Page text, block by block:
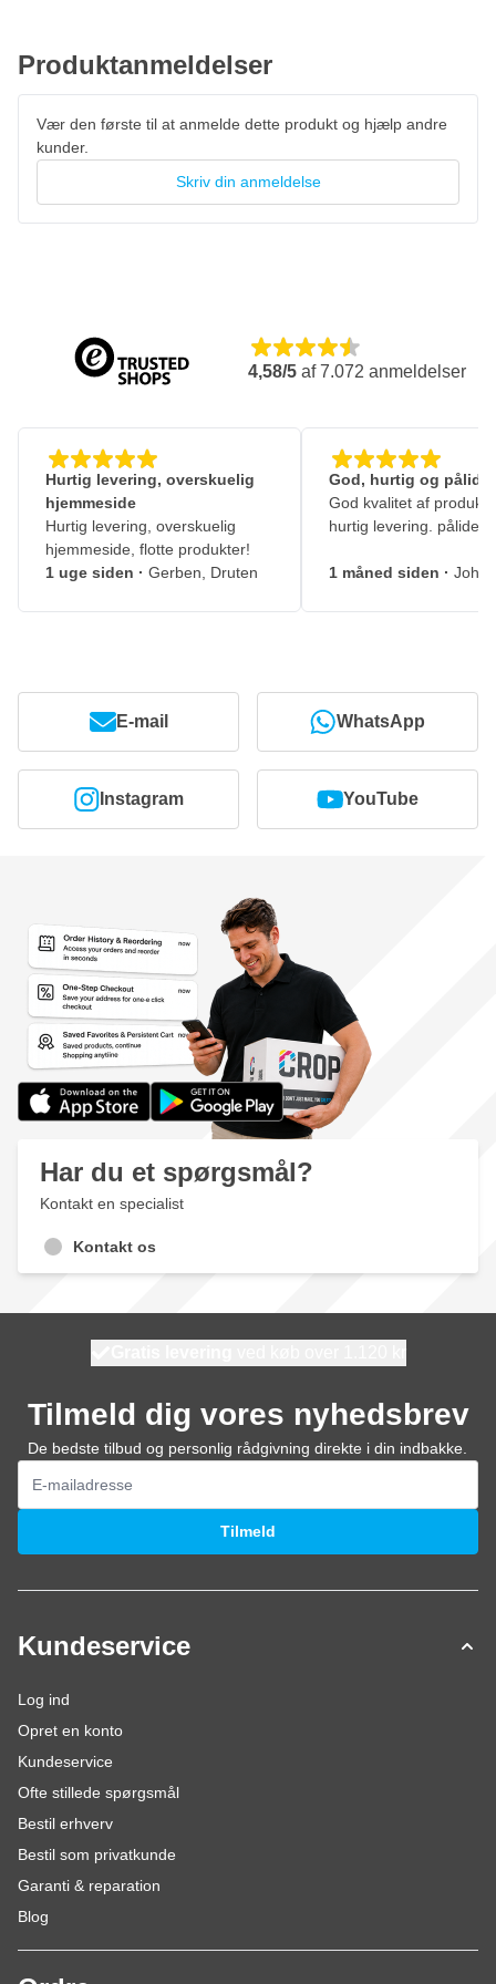
Produktanmeldelser
Vær den første til at anmelde dette produkt og hjælp andre
kunder.
Skriv din anmeldelse
4,58/5 af7.072 anmeldelser
Hurtig levering, overskuelig
hjemmeside
Hurtig levering, overskuelig
hjemmeside, flotte produkter!
1 uge siden · Gerben, Druten
God, hurtig og
God kvalitet af
hurtig levering.
1 måned siden ·
E-mail WhatsApp
Instagram YouTube
Har du et spørgsmål?
Kontakt en specialist
Kontakt os
Tilmeld dig vores nyhedsbrev
De bedste tilbud og personlig rådgivning direkte i din indbakke.
E-mail adresse
Tilmeld
Kundeservice
Log ind
Opret en konto
Kundeservice
Ofte stillede spørgsmål
Bestil erhverv
Bestil som privatkunde
Garanti & reparation
Blog